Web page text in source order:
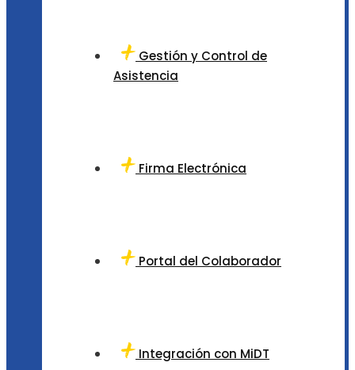
Gestión y Control de
Asistencia
Firma Electrónica
Portal del Colaborador
Integración con MiDT